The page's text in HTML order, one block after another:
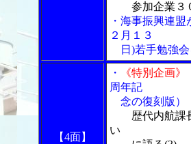
参加企業３
・海事振興連
２月１３
日)若手勉強会
【4面】
・ 《特別企画》
周年記
念の復刻版
歴代内航課
い